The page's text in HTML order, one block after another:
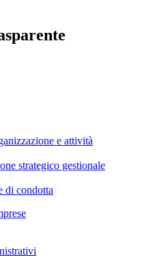
e attività
strategico gestionale
di condotta